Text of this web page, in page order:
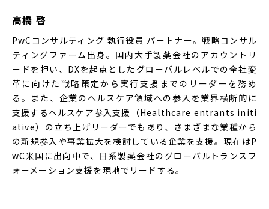
高橋 啓
PwCコンサルティング 執行役員 パートナー。戦略コンサル
ティングファーム出身。国内大手製薬会社のアカウントリ
ードを担い、DXを起点としたグローバルレベルでの全社変
革に向けた戦略策定から実行支援までのリーダーを務め
る。また、企業のヘルスケア領域への参入を業界横断的に
支援するヘルスケア参入支援（Healthcare entrants initi
ative）の立ち上げリーダーでもあり、さまざまな業種から
の新規参入や事業拡大を検討している企業を支援。現在はP
wC米国に出向中で、日系製薬会社のグローバルトランスフ
ォーメーション支援を現地でリードする。